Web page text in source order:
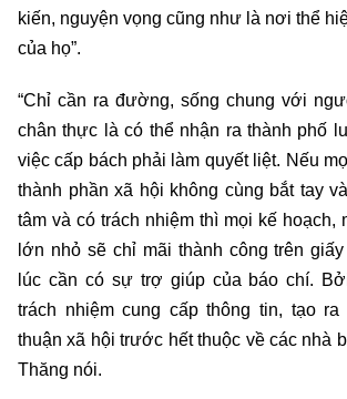
kiến, nguyện vọng cũng như là nơi thể
của họ”.
“Chỉ cần ra đường, sống chung với
chân thực là có thể nhận ra thành phố
việc cấp bách phải làm quyết liệt. Nếu
thành phần xã hội không cùng bắt tay
tâm và có trách nhiệm thì mọi kế hoạch,
lớn nhỏ sẽ chỉ mãi thành công trên
lúc cần có sự trợ giúp của báo chí.
trách nhiệm cung cấp thông tin, tạo ra
thuận xã hội trước hết thuộc về các nhà
Thăng nói.